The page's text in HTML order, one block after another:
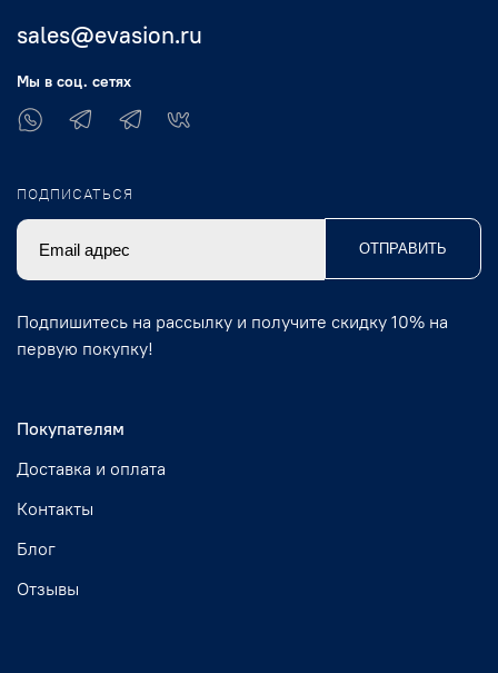
Покупателям
Доставка и оплата
Контакты
Блог
Отзывы
sales@evasion.ru
Мы в соц. сетях
ПОДПИСАТЬСЯ
ОТПРАВИТЬ
Подпишитесь на рассылку и получите скидку 10% на
первую покупку!